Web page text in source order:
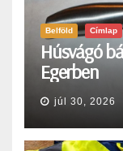
Belföld Címlap
Húsvágó
Egerben
júl 30, 2026